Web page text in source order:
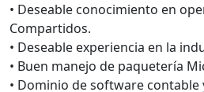
• Deseable conocimiento en
Compartidos.
• Deseable experiencia en la
• Buen manejo de paquetería
• Dominio de software contable